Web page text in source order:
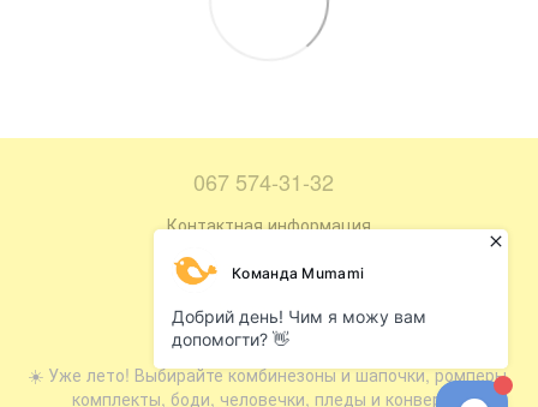
067 574-31-32
Контактная информация
Полная версия сайта
Карта сайта
© 2016—2026
☀️ Уже лето! Выбирайте комбинезоны и шапочки, ромперы,
комплекты, боди, человечки, пледы и конверты.